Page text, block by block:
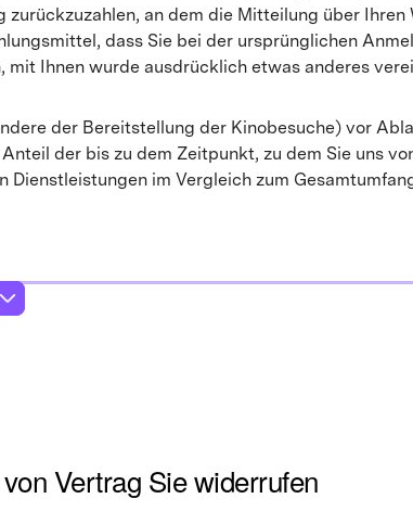
an dem die Mitteilung über
dass Sie bei der ursprünglichen
Ihnen wurde ausdrücklich etwas anderes
der Bereitstellung der Kinobesuche) vor
der bis zu dem Zeitpunkt, zu dem Sie uns
im Vergleich zum